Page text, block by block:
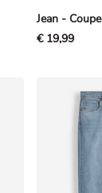
Jean -
€ 19,99